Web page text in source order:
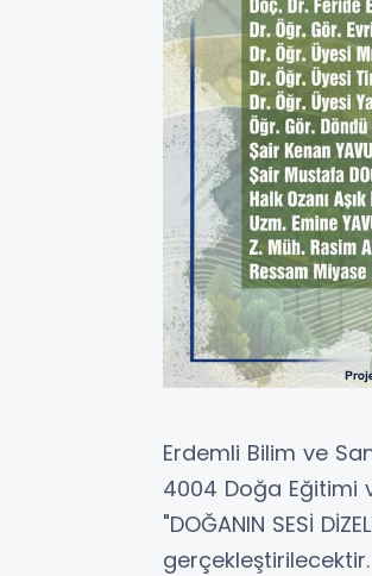
Erdemli Bilim ve
4004 Doğa Eğitimi
"DOĞANIN SESİ
gerçekleştirilecektir.